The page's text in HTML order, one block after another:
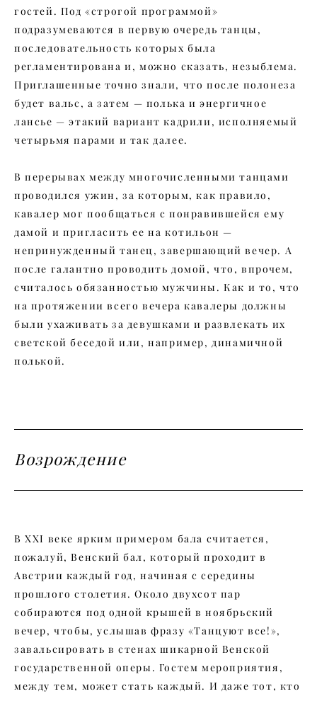
гостей. Под «строгой программой»
подразумеваются в первую очередь танцы,
последовательность которых была
регламентирована и, можно сказать, незыблема.
Приглашенные точно знали, что после полонеза
будет вальс, а затем — полька и энергичное
лансье — этакий вариант кадрили, исполняемый
четырьмя парами и так далее.
В перерывах между многочисленными танцами
проводился ужин, за которым, как правило,
кавалер мог пообщаться с понравившейся ему
дамой и пригласить ее на котильон —
непринужденный танец, завершающий вечер. А
после галантно проводить домой, что, впрочем,
считалось обязанностью мужчины. Как и то, что
на протяжении всего вечера кавалеры должны
были ухаживать за девушками и развлекать их
светской беседой или, например, динамичной
полькой.
Возрождение
В XXI веке ярким примером бала считается,
пожалуй, Венский бал, который проходит в
Австрии каждый год, начиная с середины
прошлого столетия. Около двухсот пар
собираются под одной крышей в ноябрьский
вечер, чтобы, услышав фразу «Танцуют все!»,
завальсировать в стенах шикарной Венской
государственной оперы. Гостем мероприятия,
между тем, может стать каждый. И даже тот, кто